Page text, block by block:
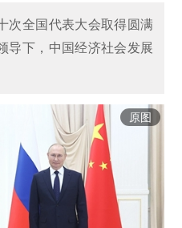
次全国代表大会取得圆满
导下，中国经济社会发展
原图